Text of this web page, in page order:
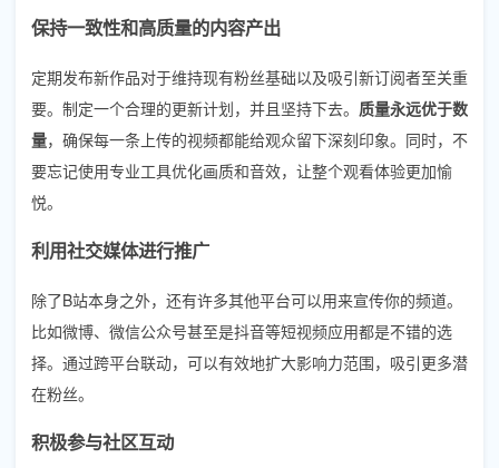
保持一致性和高质量的内容产出
定期发布新作品对于维持现有粉丝基础以及吸引新订阅者至关重
要。制定一个合理的更新计划，并且坚持下去。 质量永远优于数
量，确保每一条上传的视频都能给观众留下深刻印象。同时，不
要忘记使用专业工具优化画质和音效，让整个观看体验更加愉
悦。
利用社交媒体进行推广
除了B站本身之外，还有许多其他平台可以用来宣传你的频道。
比如微博、微信公众号甚至是抖音等短视频应用都是不错的选
择。通过跨平台联动，可以有效地扩大影响力范围，吸引更多潜
在粉丝。
积极参与社区互动